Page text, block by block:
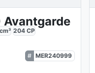
Avantgarde
cm³ 204 CP
MER240999